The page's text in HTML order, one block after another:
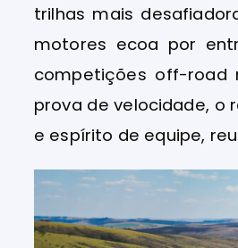
trilhas mais
motores ecoa por
competições off-road
prova de velocidade, o
e espírito de equipe,